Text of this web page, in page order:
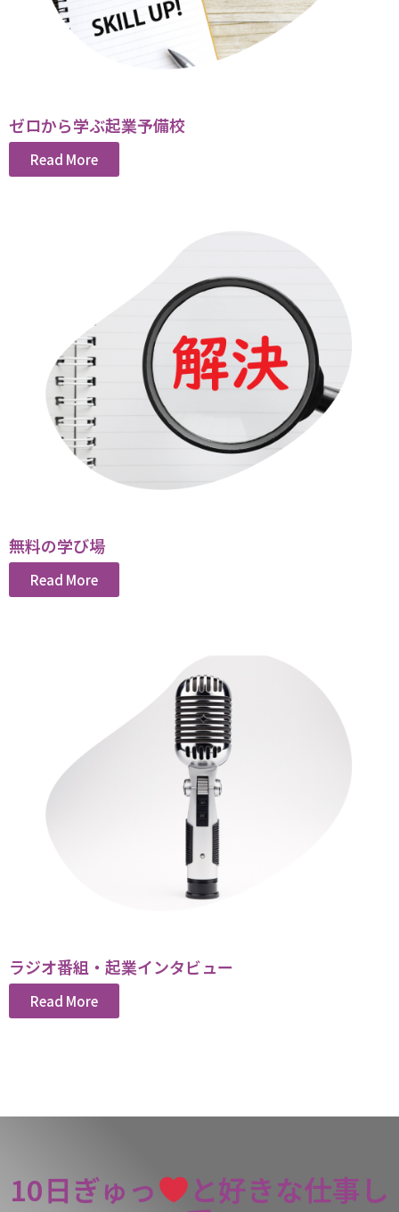
ゼロから学ぶ起業予備校
Read More
無料の学び場
Read More
ラジオ番組・起業インタビュー
Read More
10日ぎゅっ と好きな仕事し